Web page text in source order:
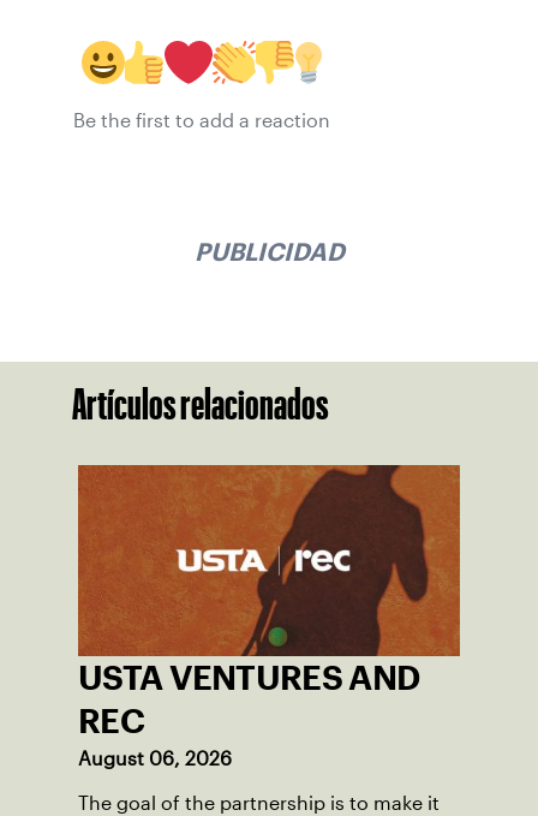
Be the first to add a reaction
PUBLICIDAD
Artículos relacionados
USTA VENTURES AND
REC
August 06, 2026
The goal of the partnership is to make it